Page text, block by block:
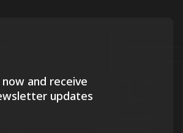
now and receive
updates